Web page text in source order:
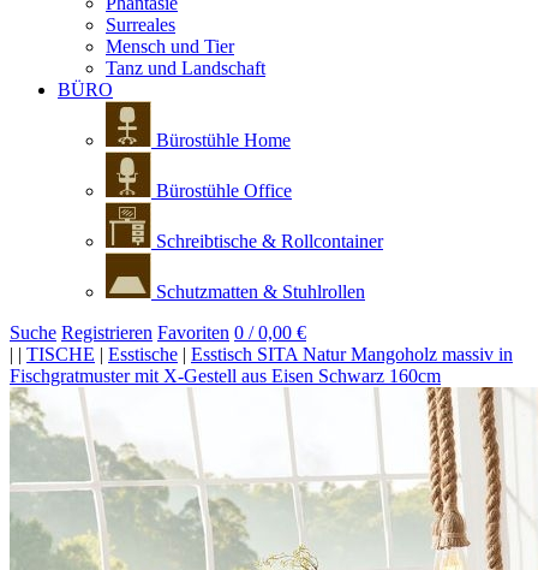
Surreales
Mensch und Tier
Tanz und Landschaft
BÜRO
Bürostühle Home
Bürostühle Office
Schreibtische & Rollcontainer
Schutzmatten & Stuhlrollen
Suche Registrieren Favoriten 0 / 0,00 €
| | TISCHE | Esstische | Esstisch SITA Natur Mangoholz massiv in
Fischgratmuster mit X-Gestell aus Eisen Schwarz 160cm